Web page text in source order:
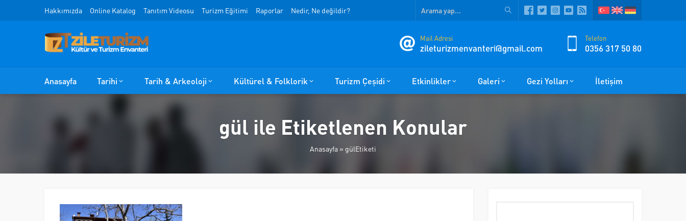
Hakkımızda Online Katalog Tanıtım Videosu Turizm Eğitimi Raporlar Nedir, Ne değildir?
Mail Adresi
zileturizmenvanteri@gmail.com
Telefon
0356 317 50 80
Anasayfa Tarihi Tarih & Arkeoloji Kültürel & Folklorik Turizm Çeşidi Etkinlikler Galeri Gezi Yolları İletişim
gül ile Etiketlenen Konular
Anasayfa » gülEtiketi